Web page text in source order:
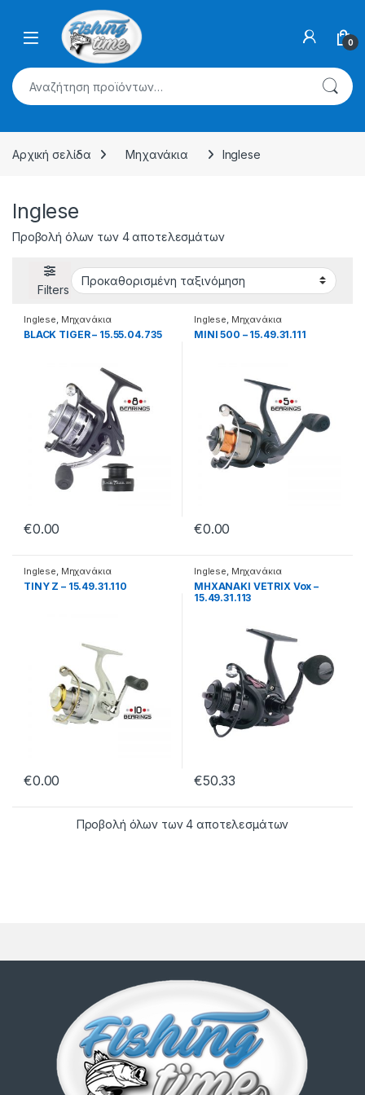
Skip to navigation
0
Αναζήτηση για:
Αρχική σελίδα Μηχανάκια Inglese
Inglese
Προβολή όλων των 4 αποτελεσμάτων
Filters
Inglese, Μηχανάκια
BLACK TIGER – 15.55.04.735
€0.00
Inglese, Μηχανάκια
MINI 500 – 15.49.31.111
€0.00
Inglese, Μηχανάκια
TINY Z – 15.49.31.110
€0.00
Inglese, Μηχανάκια
ΜΗΧΑΝΑΚΙ VETRIX Vox –
15.49.31.113
€50.33
Προβολή όλων των 4 αποτελεσμάτων